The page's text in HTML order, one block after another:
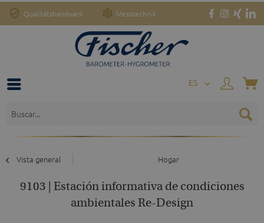
Qualitätshandwerk Messtechnik
ES
Vista general Hogar
9103 | Estación informativa de condiciones
ambientales Re-Design